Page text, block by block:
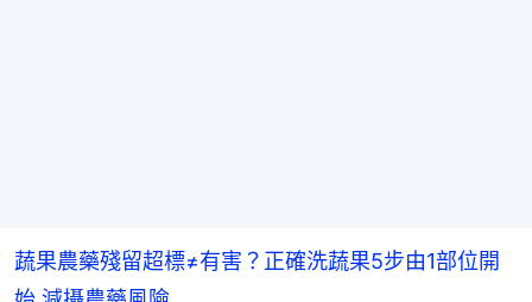
蔬果農藥殘留超標≠有害？正確洗蔬果5步由1部位開